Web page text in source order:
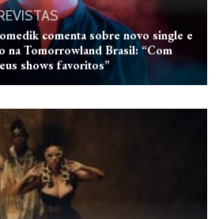
comenta sobre novo single e
na Tomorrowland Brasil: “Com
shows favoritos”